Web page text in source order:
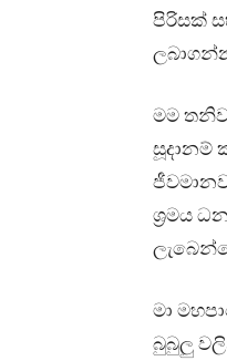
පිරිසක්
මම
සූදානම්
ශ්‍රමය
මා
බුබුලු